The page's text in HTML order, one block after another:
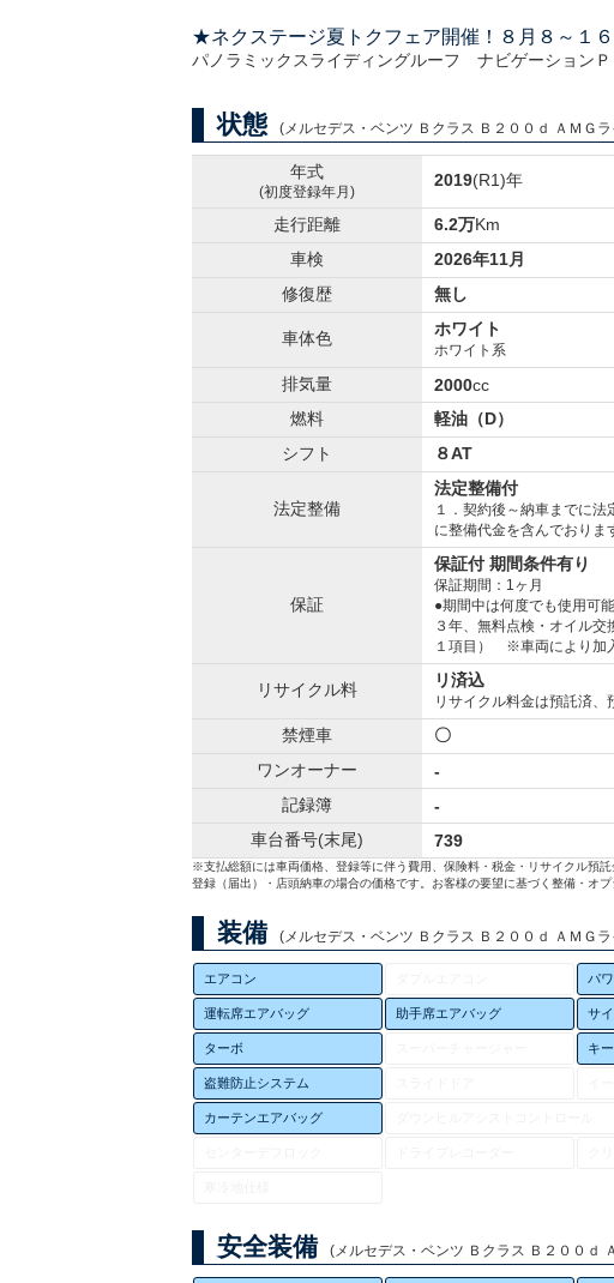
★ネクステージ夏トクフェア開催！８月８～１
パノラミックスライディングルーフ ナビゲーショ
状態 (メルセデス・ベンツ Ｂクラス Ｂ２００ｄ ＡＭＧ
年式
(初度登録年月)
2019(R1)年
走行距離 6.2万Km
車検
2026年11月
修復歴
無し
車体色 ホワイト
ホワイト系
排気量 2000cc
燃料
軽油（D）
シフト
８AT
法定整備
法定整備付
１．契約後～納車までに
に整備代金を含んでおり
保証
保証付 期間条件有り
保証期間：1ヶ月
●期間中は何度でも使用
３年、無料点検・オイル
１項目） ※車両により加
リサイクル料 リ済込
リサイクル料金は預託済、
禁煙車
〇
ワンオーナー
-
記録簿
-
車台番号(末尾)
739
※支払総額には車両価格、登録等に伴う費用、保険料・税金・リサイクル預
登録（届出）・店頭納車の場合の価格です。お客様の要望に基づく整備・オ
装備 (メルセデス・ベンツ Ｂクラス Ｂ２００ｄ ＡＭＧ
エアコン パ
運転席エアバッグ 助手席エアバッグ サ
ターボ キ
盗難防止システム
カーテンエアバッグ
安全装備 (メルセデス・ベンツ Ｂクラス Ｂ２００ｄ